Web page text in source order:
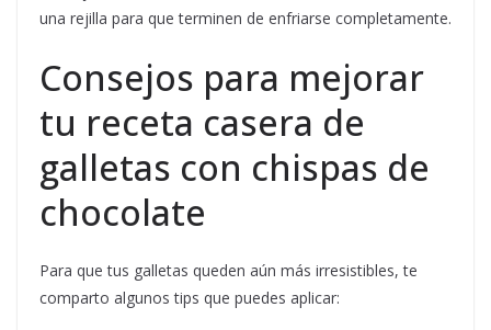
una rejilla para que terminen de enfriarse completamente.
Consejos para mejorar
tu receta casera de
galletas con chispas de
chocolate
Para que tus galletas queden aún más irresistibles, te
comparto algunos tips que puedes aplicar: